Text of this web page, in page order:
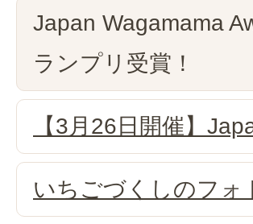
Japan Wagamama
ランプリ受賞！
【3月26日開催】
いちごづくしのフォ